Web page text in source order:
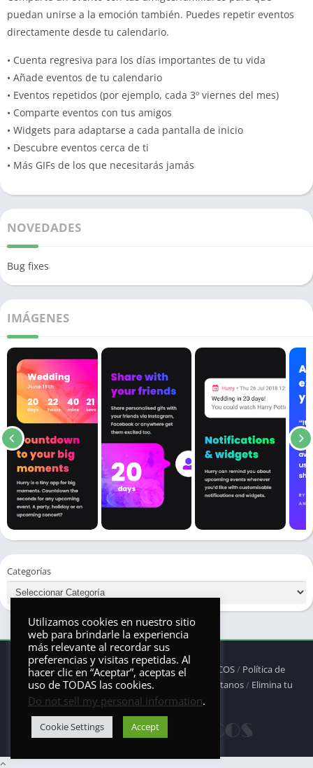
puedan unirse a la emoción también. Puedes repetir eventos
directamente desde tu calendario.
• Cuenta regresiva para los días importantes de tu vida
• Añade eventos de tu calendario
• Eventos repetidos (por ejemplo, cada 3º viernes del mes)
• Comparte eventos con tus amigos
• Widgets para adaptarse a cada pantalla de inicio
• Descubre eventos cerca de ti
• Más GIFs de los que necesitarás jamás
NOVEDADES
Bug fixes
IMÁGENES
Categorías
© 2025 - Derechos reservados -ANDRONAUTICOS/ Política de
privacidad/Política de Cookies/ Contáctanos/ Elimina tu
aplicación
Utilizamos cookies en nuestro sitio
web para brindarle la experiencia
más relevante al recordar sus
preferencias y visitas repetidas. Al
hacer clic en “Aceptar”, aceptas el
uso de TODAS las cookies.
Do not sell my personal information.
Cookie Settings Accept